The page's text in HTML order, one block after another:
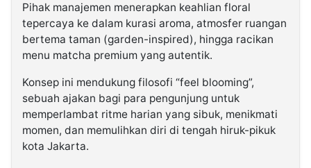
Pihak manajemen menerapkan keahlian floral
tepercaya ke dalam kurasi aroma, atmosfer ruangan
bertema taman (garden-inspired), hingga racikan
menu matcha premium yang autentik.
Konsep ini mendukung filosofi “feel blooming”,
sebuah ajakan bagi para pengunjung untuk
memperlambat ritme harian yang sibuk, menikmati
momen, dan memulihkan diri di tengah hiruk-pikuk
kota Jakarta.